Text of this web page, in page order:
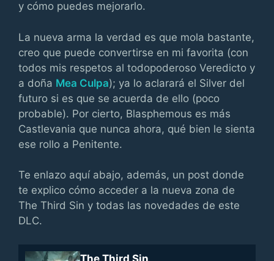
y cómo puedes mejorarlo.
La nueva arma la verdad es que mola bastante,
creo que puede convertirse en mi favorita (con
todos mis respetos al todopoderoso Veredicto y
a doña Mea Culpa); ya lo aclarará el Silver del
futuro si es que se acuerda de ello (poco
probable). Por cierto, Blasphemous es más
Castlevania que nunca ahora, qué bien le sienta
ese rollo a Penitente.
Te enlazo aquí abajo, además, un post donde
te explico cómo acceder a la nueva zona de
The Third Sin y todas las novedades de este
DLC.
The Third Sin